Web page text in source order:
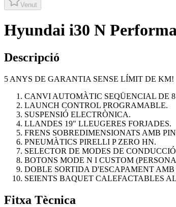
Venut
Hyundai i30 N
Descripció
5 ANYS DE GARANTIA SENSE LÍMIT DE KM!
CANVI AUTOMÀTIC SEQÜENCIAL DE
LAUNCH CONTROL PROGRAMABLE.
SUSPENSIÓ ELECTRÒNICA.
LLANDES 19" LLEUGERES FORJADES.
FRENS SOBREDIMENSIONATS AMB
PNEUMÀTICS PIRELLI P ZERO HN.
SELECTOR DE MODES DE
BOTONS MODE N I CUSTOM
DOBLE SORTIDA D'ESCAPAMENT
SEIENTS BAQUET CALEFACTABLES
Fitxa Tècnica